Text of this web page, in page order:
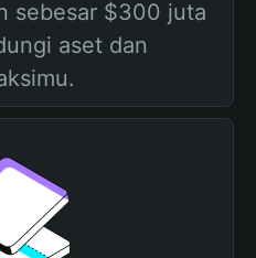
sebesar $300 juta
aset dan